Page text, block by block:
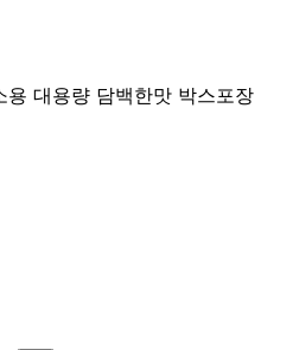
대용량 담백한맛 박스포장